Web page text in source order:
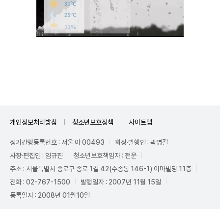
개인정보처리방침 청소년보호정책 사이트맵
정기간행등록번호 : 서울 아 00493
회장·발행인 : 곽영길
사장·편집인 : 임규진
청소년보호책임자 : 전운
주소 : 서울특별시 종로구 종로 1길 42(수송동 146-1) 이마빌딩 11층
전화 : 02-767-1500
발행일자 : 2007년 11월 15일
등록일자 : 2008년 01월10일